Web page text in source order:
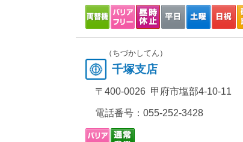
（ちづかしてん）
千塚支店
〒400-0026 甲府市塩部4-10-11
電話番号： 055-252-3428